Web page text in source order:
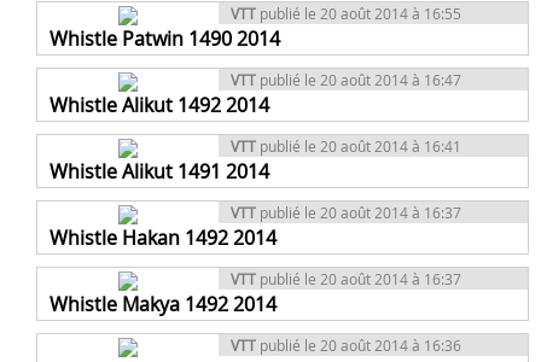
VTT publié le 20 août 2014 à 16:55
Whistle Patwin 1490 2014
VTT publié le 20 août 2014 à 16:47
Whistle Alikut 1492 2014
VTT publié le 20 août 2014 à 16:41
Whistle Alikut 1491 2014
VTT publié le 20 août 2014 à 16:37
Whistle Hakan 1492 2014
VTT publié le 20 août 2014 à 16:37
Whistle Makya 1492 2014
VTT publié le 20 août 2014 à 16:36